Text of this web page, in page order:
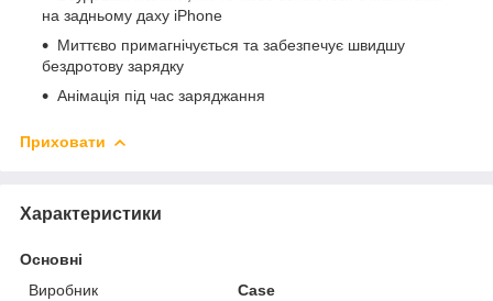
на задньому даху iPhone
Миттєво примагнічується та забезпечує швидшу
бездротову зарядку
Анімація під час заряджання
Приховати
Характеристики
Основні
Виробник
Case